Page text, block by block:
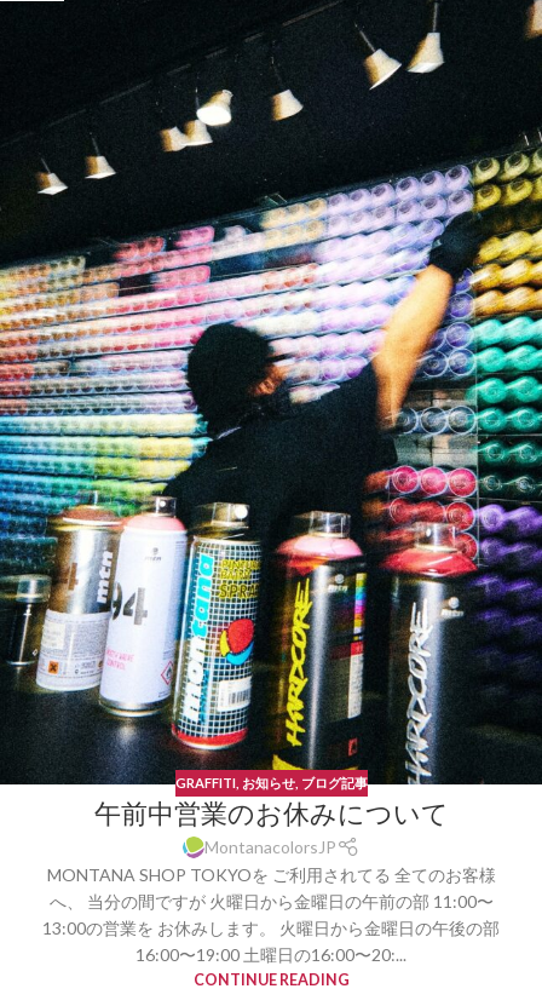
GRAFFITI, お知らせ, ブログ記事
午前中営業のお休みについて
MontanacolorsJP
MONTANA SHOP TOKYOを ご利用されてる 全てのお客様
へ、 当分の間ですが 火曜日から金曜日の午前の部 11:00〜
13:00の営業を お休みします。 火曜日から金曜日の午後の部
16:00〜19:00 土曜日の16:00〜20:...
CONTINUE READING